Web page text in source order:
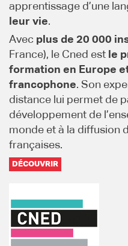
apprentissage d’une
leur vie.
Avec plus de 20 000
France), le Cned est le
formation en Europe
francophone. Son
distance lui permet de
développement de
monde et à la diffusion
françaises.
DÉCOUVRIR